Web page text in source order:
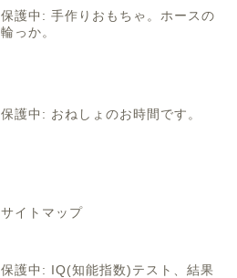
保護中: 手作りおもちゃ。ホースの
輪っか。
保護中: おねしょのお時間です。
サイトマップ
保護中: IQ(知能指数)テスト、結果